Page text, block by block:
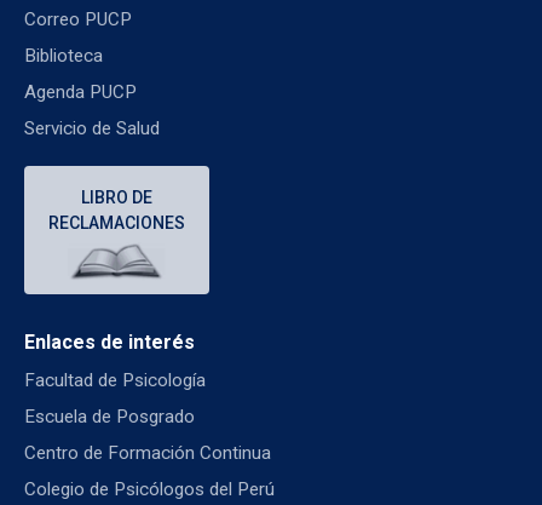
Correo PUCP
Biblioteca
Agenda PUCP
Servicio de Salud
LIBRO DE
RECLAMACIONES
Enlaces de interés
Facultad de Psicología
Escuela de Posgrado
Centro de Formación Continua
Colegio de Psicólogos del Perú